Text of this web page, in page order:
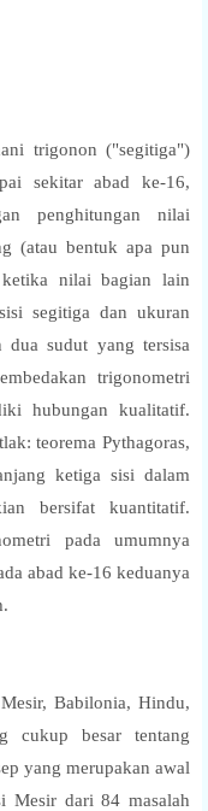
trigonon ("segitiga")
sekitar abad ke-16,
penghitungan nilai
(atau bentuk apa pun
nilai bagian lain
segitiga dan ukuran
sudut yang tersisa
trigonometri
hubungan kualitatif.
teorema Pythagoras,
ketiga sisi dalam
bersifat kuantitatif.
pada umumnya
abad ke-16 keduanya
Babilonia, Hindu,
cukup besar tentang
yang merupakan awal
Mesir dari 84 masalah